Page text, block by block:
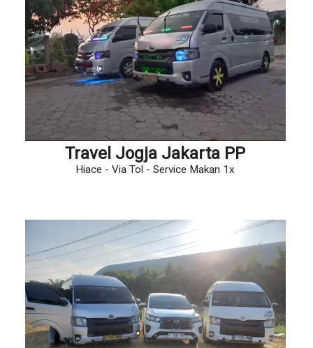
Travel Jogja Jakarta PP
Hiace - Via Tol - Service Makan 1x